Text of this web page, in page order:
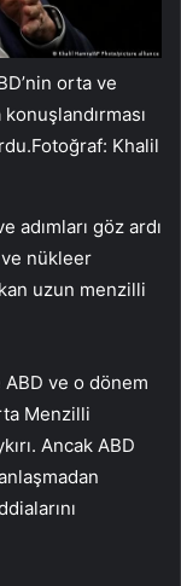
orta ve
Khalil
adımları göz ardı
nükleer
uzun menzilli
ABD ve o dönem
Menzilli
Ancak ABD